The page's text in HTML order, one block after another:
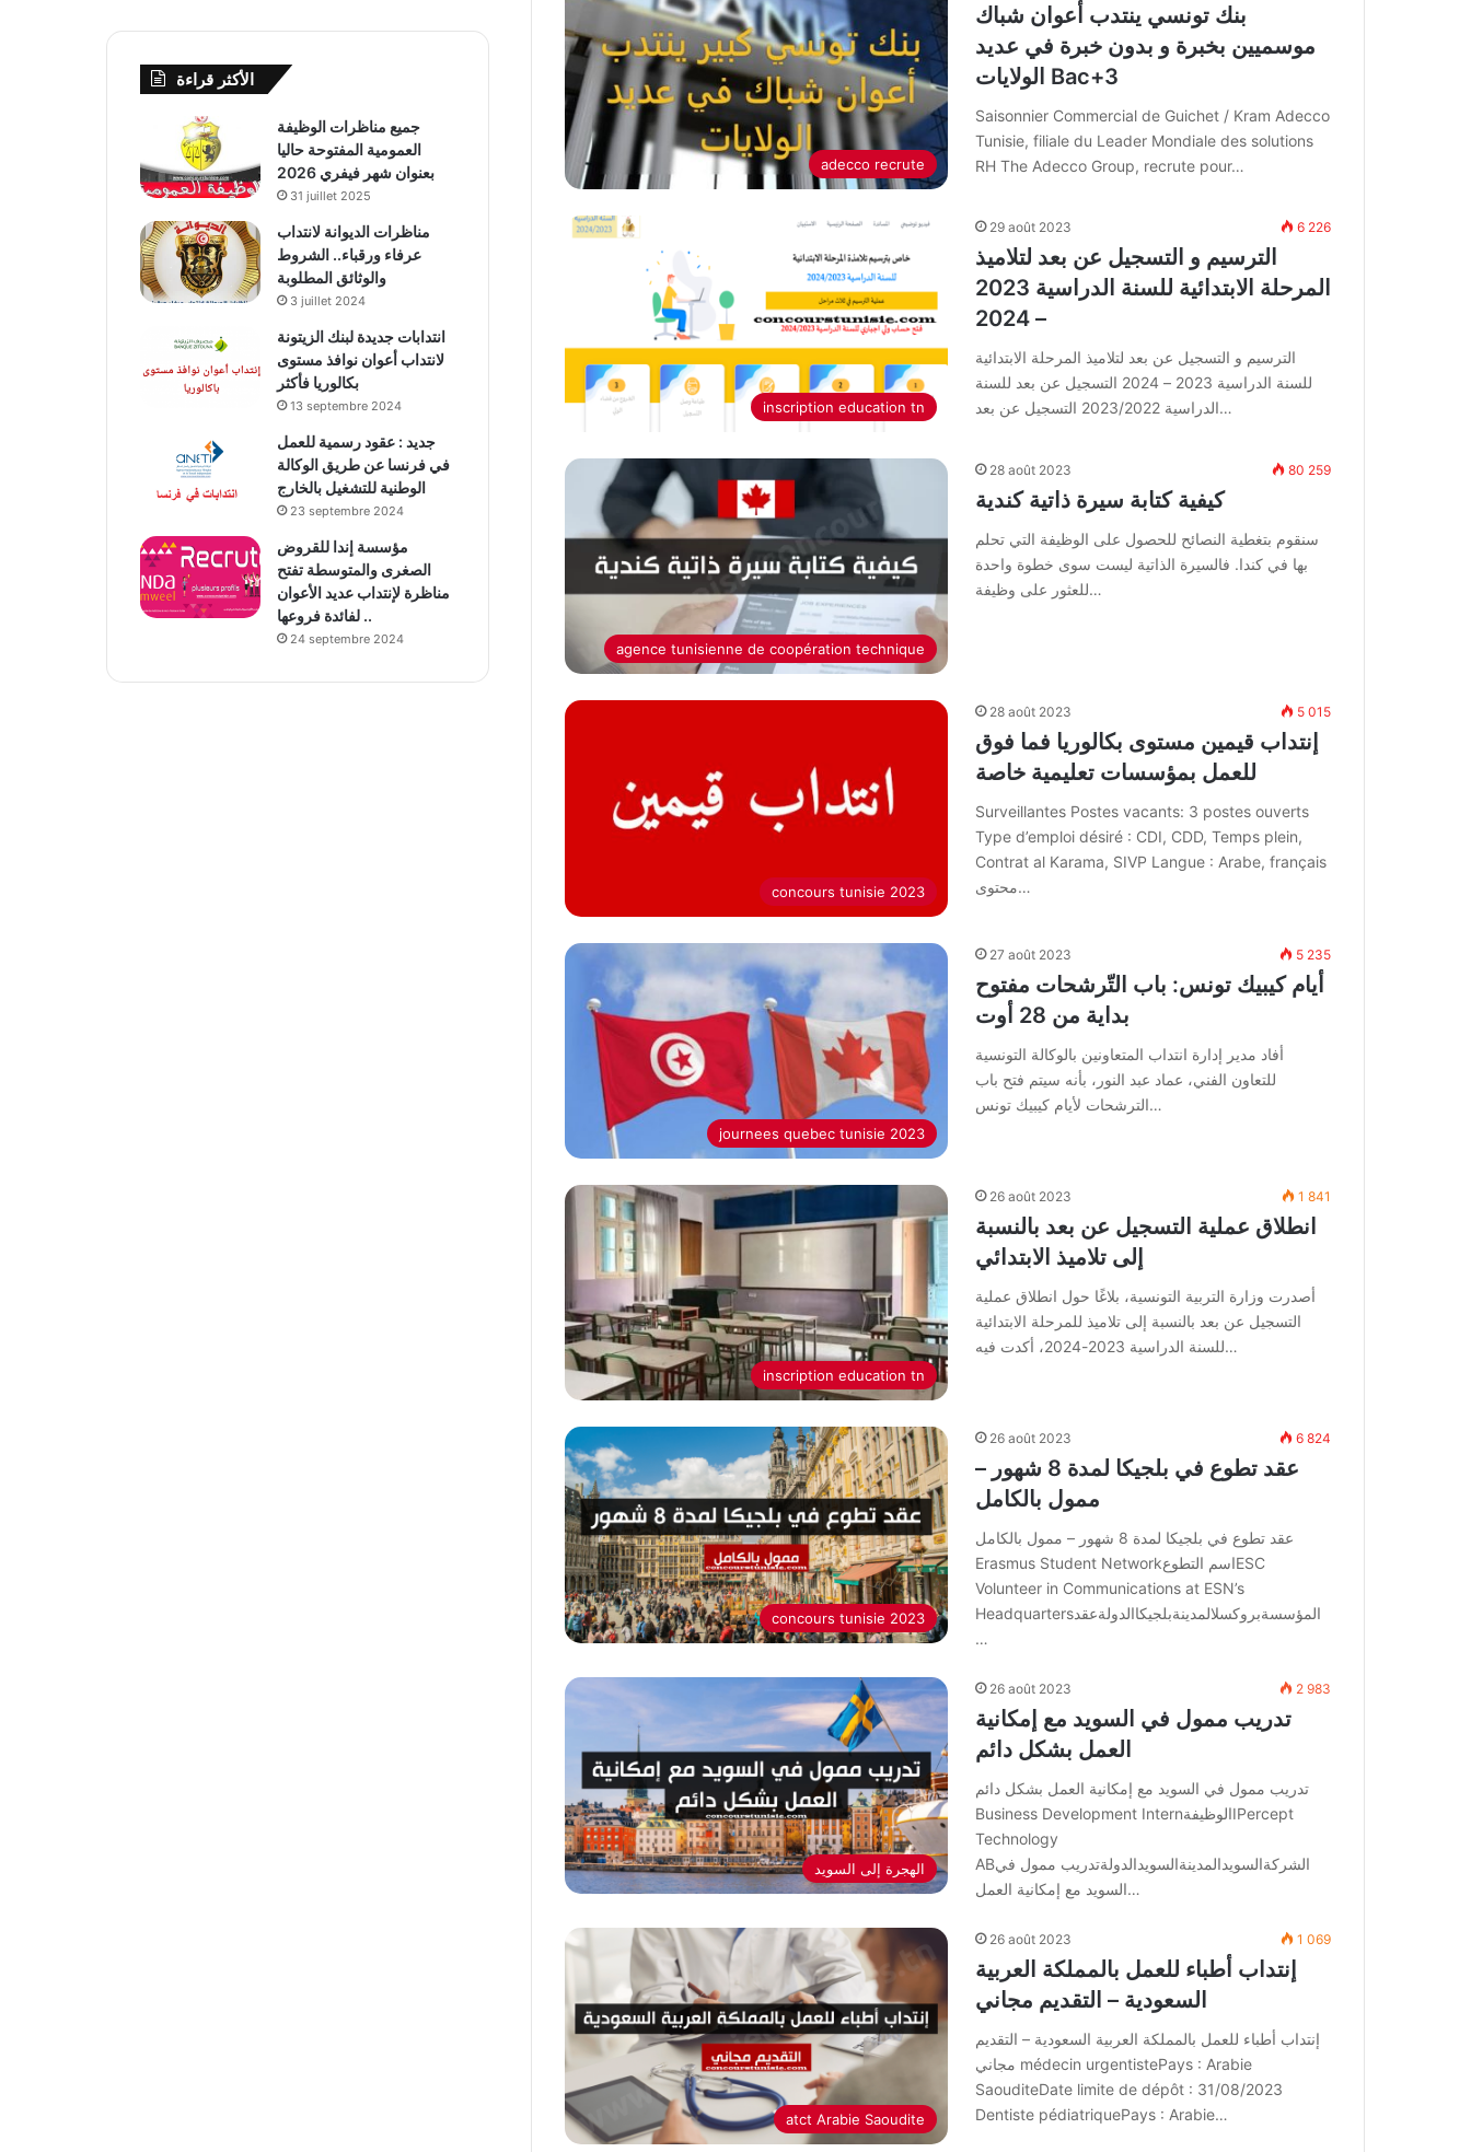
adecco recrute
بنك تونسي ينتدب أعوان شباك
موسميين بخبرة و بدون خبرة في عديد
الولايات Bac+3
Saisonnier Commercial de Guichet / Kram Adecco
Tunisie, filiale du Leader Mondiale des solutions
RH The Adecco Group, recrute pour…
inscription education tn
29 août 2023 6 226
الترسيم و التسجيل عن بعد لتلاميذ
المرحلة الابتدائية للسنة الدراسية 2023
– 2024
الترسيم و التسجيل عن بعد لتلاميذ المرحلة الابتدائية
للسنة الدراسية 2023 – 2024 التسجيل عن بعد للسنة
الدراسية 2023/2022 التسجيل عن بعد…
agence tunisienne de coopération technique
28 août 2023 80 259
كيفية كتابة سيرة ذاتية كندية
سنقوم بتغطية النصائح للحصول على الوظيفة التي تحلم
بها في كندا. فالسيرة الذاتية ليست سوى خطوة واحدة
للعثور على وظيفة…
concours tunisie 2023
28 août 2023 5 015
إنتداب قيمين مستوى بكالوريا فما فوق
للعمل بمؤسسات تعليمية خاصة
Surveillantes Postes vacants: 3 postes ouverts
Type d’emploi désiré : CDI, CDD, Temps plein,
Contrat al Karama, SIVP Langue : Arabe, français
محتوى…
journees quebec tunisie 2023
27 août 2023 5 235
أيام كيبيك تونس: باب التّرشحات مفتوح
بداية من 28 أوت
أفاد مدير إدارة انتداب المتعاونين بالوكالة التونسية
للتعاون الفني، عماد عبد النور، بأنه سيتم فتح باب
الترشحات لأيام كيبيك تونس…
inscription education tn
26 août 2023 1 841
انطلاق عملية التسجيل عن بعد بالنسبة
إلى تلاميذ الابتدائي
أصدرت وزارة التربية التونسية، بلاغًا حول انطلاق عملية
التسجيل عن بعد بالنسبة إلى تلاميذ للمرحلة الابتدائية
للسنة الدراسية 2023-2024، أكدت فيه…
concours tunisie 2023
26 août 2023 6 824
عقد تطوع في بلجيكا لمدة 8 شهور –
ممول بالكامل
عقد تطوع في بلجيكا لمدة 8 شهور – ممول بالكامل
Erasmus Student Networkاسم التطوعESC
Volunteer in Communications at ESN’s
Headquartersالمؤسسةبروكسلالمدينةبلجيكاالدولةعقد
…
الهجرة إلى السويد
26 août 2023 2 983
تدريب ممول في السويد مع إمكانية
العمل بشكل دائم
تدريب ممول في السويد مع إمكانية العمل بشكل دائم
Business Development InternالوظيفةIPercept
Technology
ABالشركةالسويدالمدينةالسويدالدولةتدريب ممول في
السويد مع إمكانية العمل…
atct Arabie Saoudite
26 août 2023 1 069
إنتداب أطباء للعمل بالمملكة العربية
السعودية – التقديم مجاني
إنتداب أطباء للعمل بالمملكة العربية السعودية – التقديم
مجاني médecin urgentistePays : Arabie
SaouditeDate limite de dépôt : 31/08/2023
Dentiste pédiatriquePays : Arabie…
الأكثر قراءة
جميع مناظرات الوظيفة
العمومية المفتوحة حاليا
بعنوان شهر فيفري 2026
31 juillet 2025
مناظرات الديوانة لانتداب
عرفاء ورقباء.. الشروط
والوثائق المطلوبة
3 juillet 2024
انتدابات جديدة لبنك الزيتونة
لانتداب أعوان نوافذ مستوى
بكالوريا فأكثر
13 septembre 2024
جديد : عقود رسمية للعمل
في فرنسا عن طريق الوكالة
الوطنية للتشغيل بالخارج
23 septembre 2024
مؤسسة إندا للقروض
الصغرى والمتوسطة تفتح
مناظرة لإنتداب عديد الأعوان
لفائدة فروعها ..
24 septembre 2024